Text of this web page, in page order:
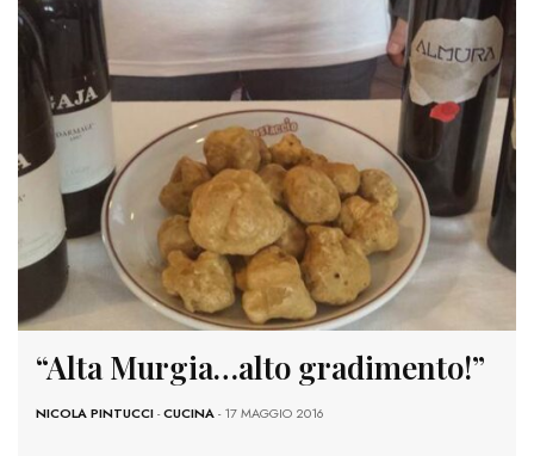
“Alta Murgia…alto gradimento!”
NICOLA PINTUCCI-CUCINA- 17 MAGGIO 2016